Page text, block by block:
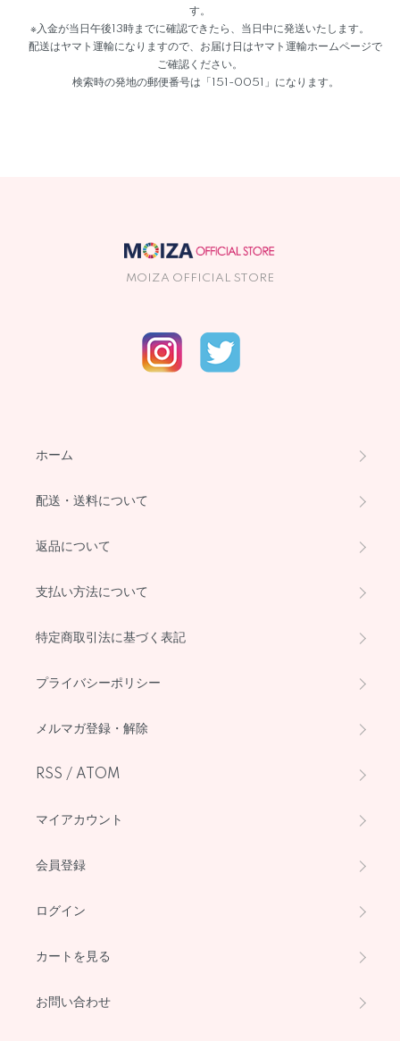
す。
※入金が当日午後13時までに確認できたら、当日中に発送いたします。
配送はヤマト運輸になりますので、お届け日はヤマト運輸ホームページで
ご確認ください。
検索時の発地の郵便番号は「151-0051」になります。
MOIZA OFFICIAL STORE
ホーム
配送・送料について
返品について
支払い方法について
特定商取引法に基づく表記
プライバシーポリシー
メルマガ登録・解除
RSS / ATOM
マイアカウント
会員登録
ログイン
カートを見る
お問い合わせ